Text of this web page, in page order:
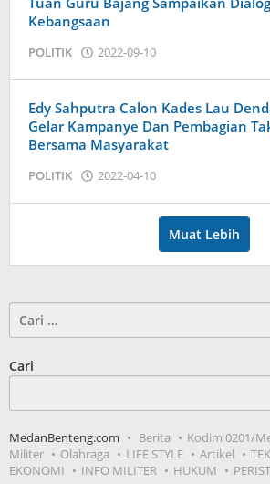
Kebangsaan
POLITIK 2022-09-10
Edy Sahputra Calon Kades Lau
Gelar Kampanye Dan Pembagian
Bersama Masyarakat
POLITIK 2022-04-10
Muat Lebih
untuk:
Cari
MedanBenteng.com Berita Kodim 0201/
Militer
Olahraga LIFE STYLE Artikel
EKONOMI
INFO MILITER HUKUM